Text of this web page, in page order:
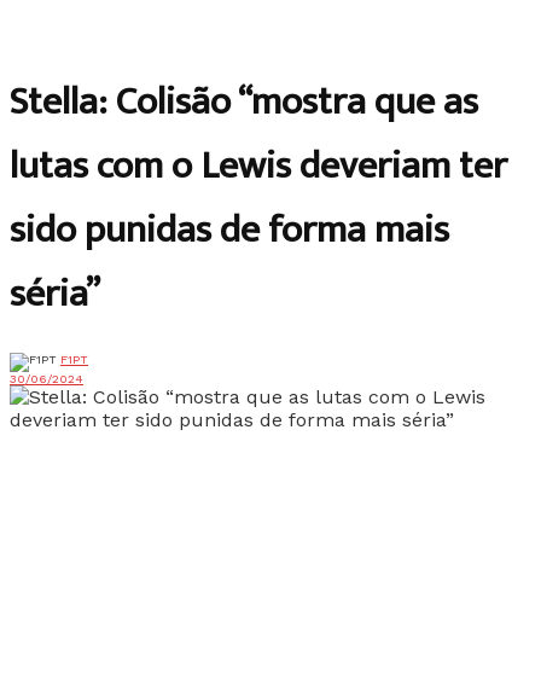
Stella: Colisão “mostra que as
lutas com o Lewis deveriam ter
sido punidas de forma mais
séria”
F1PT
30/06/2024